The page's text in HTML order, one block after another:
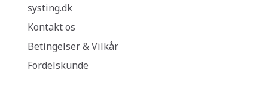
systing.dk
Kontakt os
Betingelser & Vilkår
Fordelskunde